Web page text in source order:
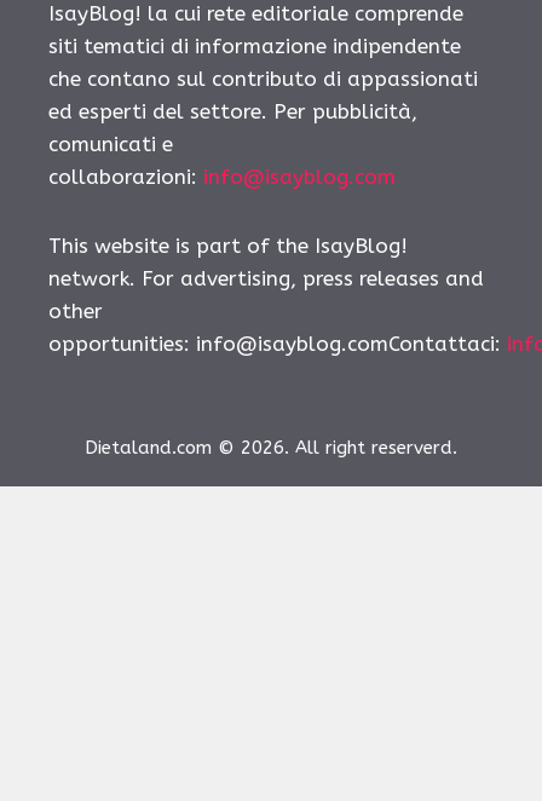
IsayBlog! la cui rete editoriale comprende
siti tematici di informazione indipendente
che contano sul contributo di appassionati
ed esperti del settore. Per pubblicità,
comunicati e
collaborazioni: info@isayblog.com
This website is part of the IsayBlog!
network. For advertising, press releases and
other
opportunities: info@isayblog.comContattaci:
Dietaland.com © 2026. All right reserverd.